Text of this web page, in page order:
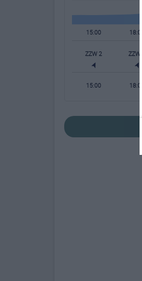
15:00 18:00
ZZW 2 ZZW 2
15:00 18:00